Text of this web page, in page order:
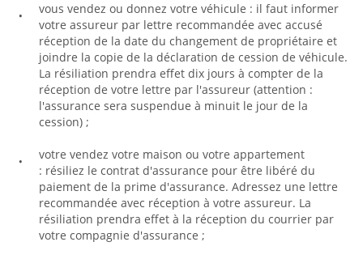
vous vendez ou donnez votre véhicule : il faut informer
votre assureur par lettre recommandée avec accusé
réception de la date du changement de propriétaire et
joindre la copie de la déclaration de cession de véhicule.
La résiliation prendra effet dix jours à compter de la
réception de votre lettre par l'assureur (attention :
l'assurance sera suspendue à minuit le jour de la
cession) ;
votre vendez votre maison ou votre appartement
: résiliez le contrat d'assurance pour être libéré du
paiement de la prime d'assurance. Adressez une lettre
recommandée avec réception à votre assureur. La
résiliation prendra effet à la réception du courrier par
votre compagnie d'assurance ;